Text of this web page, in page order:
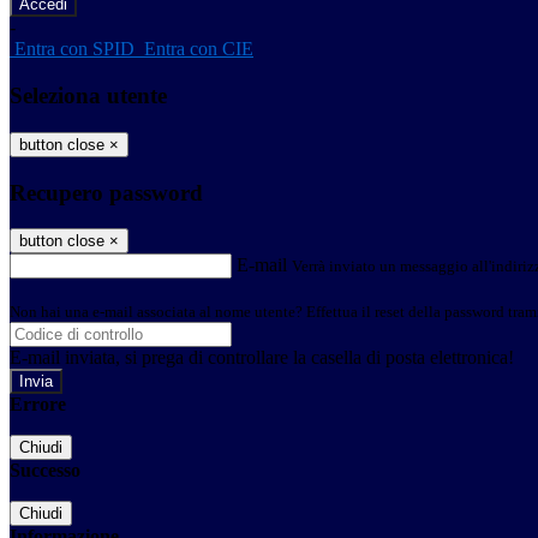
-
Entra con SPID Entra con CIE
Seleziona utente
button close ×
Recupero password
button close ×
E-mail Verrà inviato un messaggio
Non hai una e-mail associata al nome utente? Effettua il reset della password
E-mail inviata, si prega di controllare la casella di posta elettronica!
Errore
Chiudi
Successo
Chiudi